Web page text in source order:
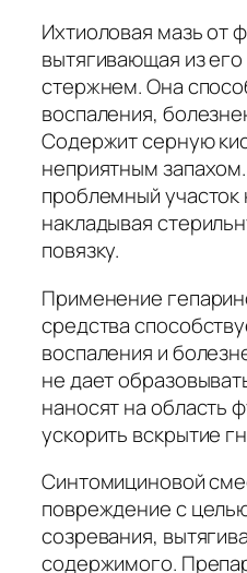
Ихтиоловая мазь от
вытягивающая из
стержнем. Она
воспаления,
Содержит серную
неприятным
проблемный участок
накладывая
повязку.
Применение
средства
воспаления и
не дает
наносят на область
ускорить вскрытие
Синтомициновой
повреждение с
созревания,
содержимого.